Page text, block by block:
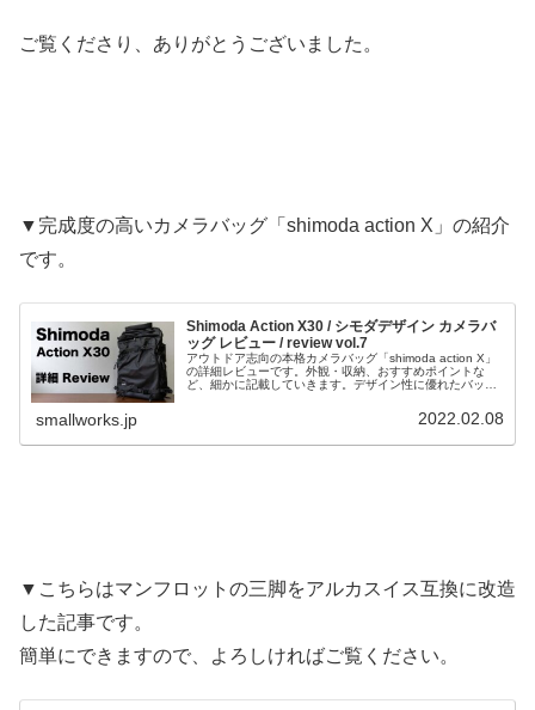
ご覧くださり、ありがとうございました。
▼完成度の高いカメラバッグ「shimoda action X」の紹介
です。
Shimoda Action X30 / シモダデザイン カメラバ
ッグ レビュー / review vol.7
アウトドア志向の本格カメラバッグ「shimoda action X」
の詳細レビューです。外観・収納、おすすめポイントな
ど、細かに記載していきます。デザイン性に優れたバッグ
優れた機能が撮影の手助けをしてくれます。
smallworks.jp 2022.02.08
▼こちらはマンフロットの三脚をアルカスイス互換に改造
した記事です。
簡単にできますので、よろしければご覧ください。